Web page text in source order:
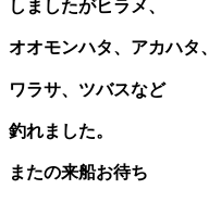
しましたがヒラメ、
オオモンハタ、アカハタ、
ワラサ、ツバスなど
釣れました。
またの来船お待ち